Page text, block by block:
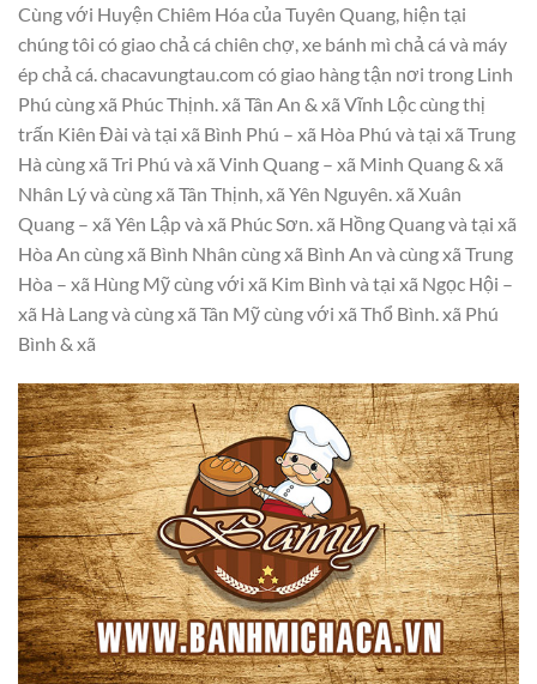
Cùng với Huyện Chiêm Hóa của Tuyên Quang, hiện tại
chúng tôi có giao chả cá chiên chợ, xe bánh mì chả cá và máy
ép chả cá. chacavungtau.com có giao hàng tận nơi trong Linh
Phú cùng xã Phúc Thịnh. xã Tân An & xã Vĩnh Lộc cùng thị
trấn Kiên Đài và tại xã Bình Phú – xã Hòa Phú và tại xã Trung
Hà cùng xã Tri Phú và xã Vinh Quang – xã Minh Quang & xã
Nhân Lý và cùng xã Tân Thịnh, xã Yên Nguyên. xã Xuân
Quang – xã Yên Lập và xã Phúc Sơn. xã Hồng Quang và tại xã
Hòa An cùng xã Bình Nhân cùng xã Bình An và cùng xã Trung
Hòa – xã Hùng Mỹ cùng với xã Kim Bình và tại xã Ngọc Hội –
xã Hà Lang và cùng xã Tân Mỹ cùng với xã Thổ Bình. xã Phú
Bình & xã